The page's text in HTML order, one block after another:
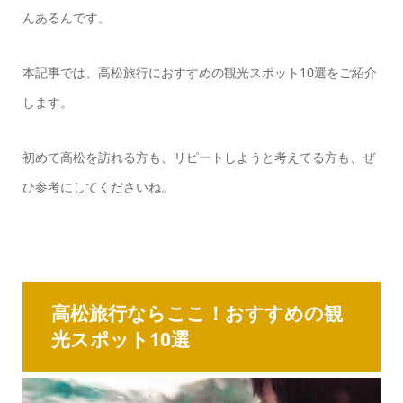
んあるんです。
本記事では、高松旅行におすすめの観光スポット10選をご紹介
します。
初めて高松を訪れる方も、リピートしようと考えてる方も、ぜ
ひ参考にしてくださいね。
高松旅行ならここ！おすすめの観
光スポット10選